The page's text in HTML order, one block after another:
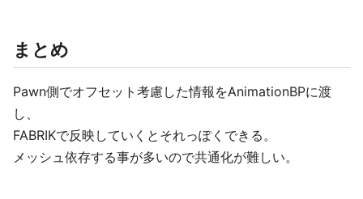
まとめ
Pawn側でオフセット考慮した情報をAnimationBPに渡
し、
FABRIKで反映していくとそれっぽくできる。
メッシュ依存する事が多いので共通化が難しい。